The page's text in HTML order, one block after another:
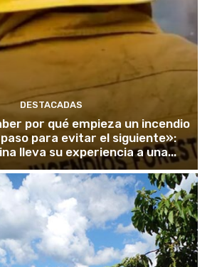
DESTACADAS
por qué empieza un incendio
para evitar el siguiente»:
lleva su experiencia a una...